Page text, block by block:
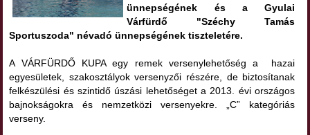
ünnepségének és a Gyulai
Várfürdő "Széchy Tamás
Sportuszoda" névadó ünnepségének tiszteletére.
A VÁRFÜRDŐ KUPA egy remek versenylehetőség a hazai
egyesületek, szakosztályok versenyzői részére, de biztosítanak
felkészülési és szintidő úszási lehetőséget a 2013. évi országos
bajnokságokra és nemzetközi versenyekre. „C” kategóriás
verseny.